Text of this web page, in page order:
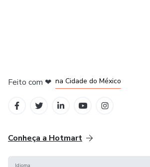
Feito com ❤ na Cidade do México
Conheça a Hotmart
Idioma